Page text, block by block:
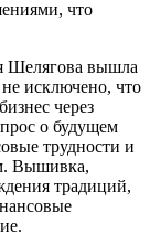
что
Шелягова вышла
не исключено, что
через
о будущем
трудности и
Вышивка,
традиций,